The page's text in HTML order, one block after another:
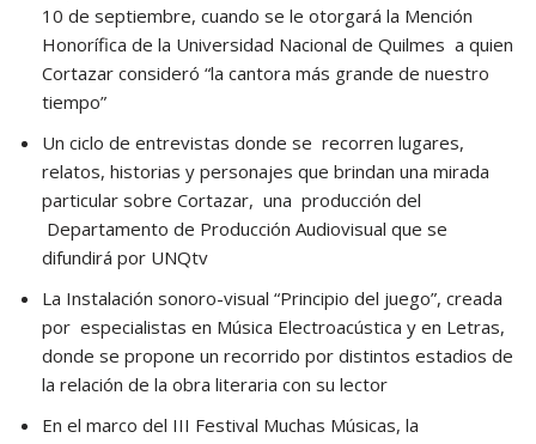
10 de septiembre, cuando se le otorgará la Mención
Honorífica de la Universidad Nacional de Quilmes a quien
Cortazar consideró “la cantora más grande de nuestro
tiempo”
Un ciclo de entrevistas donde se recorren lugares,
relatos, historias y personajes que brindan una mirada
particular sobre Cortazar, una producción del
Departamento de Producción Audiovisual que se
difundirá por UNQtv
La Instalación sonoro-visual “Principio del juego”, creada
por especialistas en Música Electroacústica y en Letras,
donde se propone un recorrido por distintos estadios de
la relación de la obra literaria con su lector
En el marco del III Festival Muchas Músicas, la